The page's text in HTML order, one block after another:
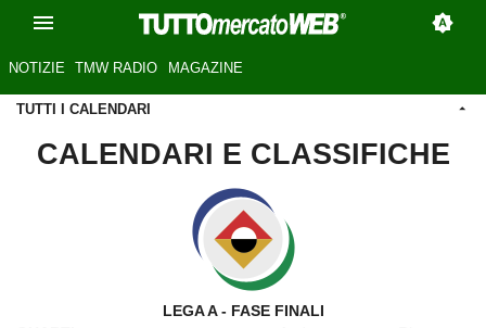
NOTIZIE TMW RADIO MAGAZINE
TUTTI I CALENDARI
CALENDARI E CLASSIFICHE
LEGA A - FASE FINALI